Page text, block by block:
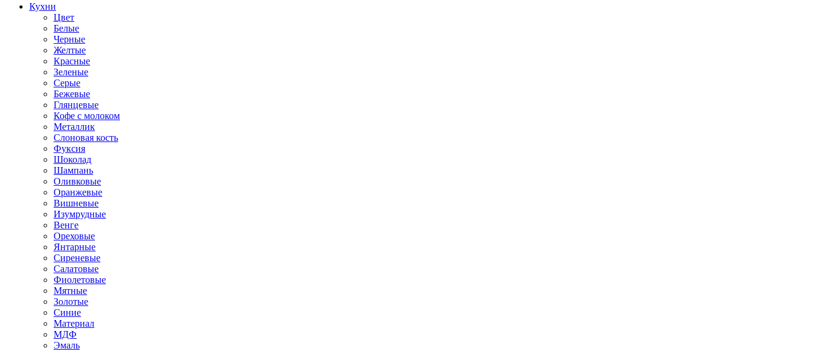
Кухни
Цвет
Белые
Черные
Желтые
Красные
Зеленые
Серые
Бежевые
Глянцевые
Кофе с молоком
Металлик
Слоновая кость
Фуксия
Шоколад
Шампань
Оливковые
Оранжевые
Вишневые
Изумрудные
Венге
Ореховые
Янтарные
Сиреневые
Салатовые
Фиолетовые
Мятные
Золотые
Синие
Материал
МДФ
Эмаль